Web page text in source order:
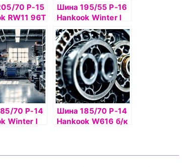
70 Р-15
RW11 96Т
Шина 195/55 Р-16
Hankook Winter I
Pike RS2 W429
шип б/к
70 Р-14
Winter I
Шина 185/70 Р-14
Hankook W616 б/к